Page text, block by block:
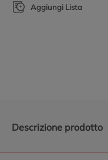
Aggiungi Lista
Descrizione prodotto